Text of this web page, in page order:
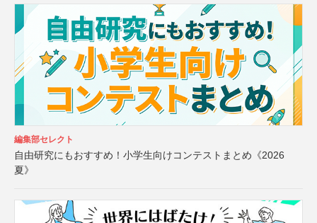
編集部セレクト
自由研究にもおすすめ！小学生向けコンテストまとめ《2026
夏》